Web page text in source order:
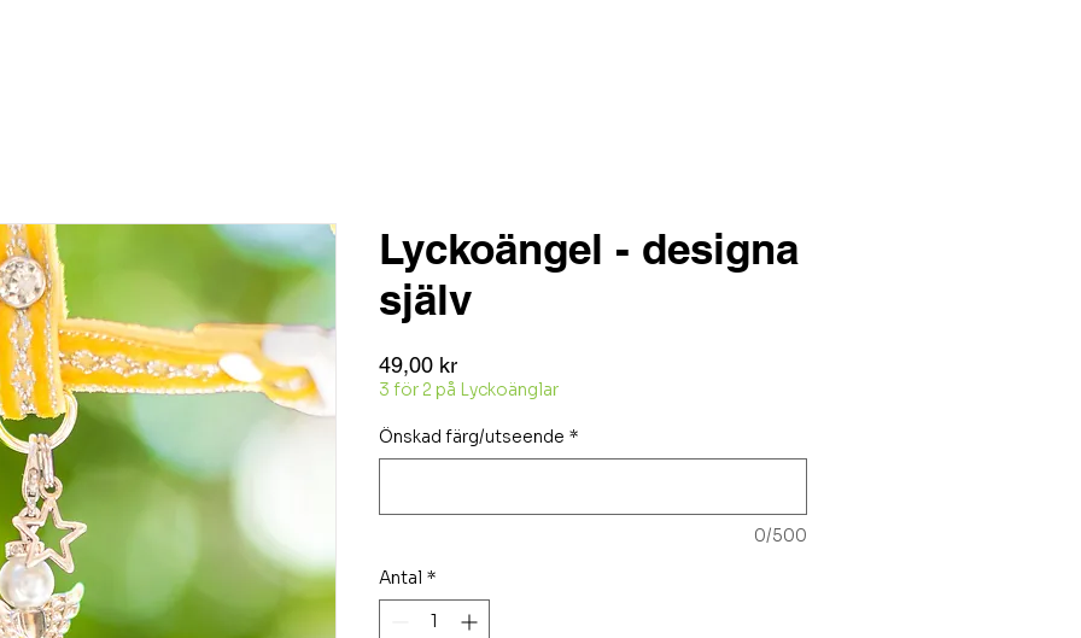
Lyckoängel - designa
själv
49,00 krPris
3 för 2 på Lyckoänglar
Önskad färg/utseende *
0/500
Antal *